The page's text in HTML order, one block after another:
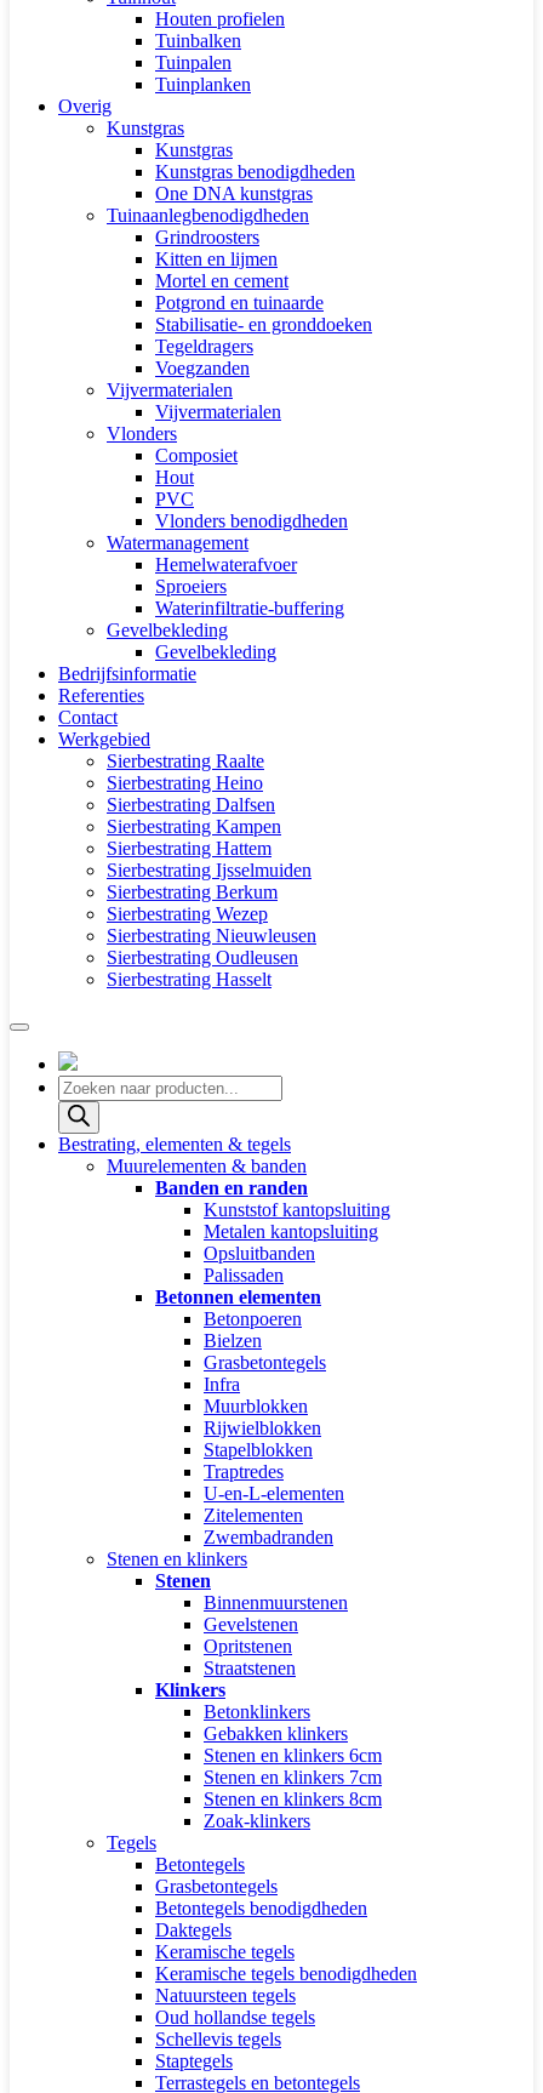
Houten profielen
Tuinbalken
Tuinpalen
Tuinplanken
Overig
Kunstgras
Kunstgras
Kunstgras benodigdheden
One DNA kunstgras
Tuinaanlegbenodigdheden
Grindroosters
Kitten en lijmen
Mortel en cement
Potgrond en tuinaarde
Stabilisatie- en gronddoeken
Tegeldragers
Voegzanden
Vijvermaterialen
Vijvermaterialen
Vlonders
Composiet
Hout
PVC
Vlonders benodigdheden
Watermanagement
Hemelwaterafvoer
Sproeiers
Waterinfiltratie-buffering
Gevelbekleding
Gevelbekleding
Bedrijfsinformatie
Referenties
Contact
Werkgebied
Sierbestrating Raalte
Sierbestrating Heino
Sierbestrating Dalfsen
Sierbestrating Kampen
Sierbestrating Hattem
Sierbestrating Ijsselmuiden
Sierbestrating Berkum
Sierbestrating Wezep
Sierbestrating Nieuwleusen
Sierbestrating Oudleusen
Sierbestrating Hasselt
Producten
zoeken
Bestrating, elementen & tegels
Muurelementen & banden
Banden en randen
Kunststof kantopsluiting
Metalen kantopsluiting
Opsluitbanden
Palissaden
Betonnen elementen
Betonpoeren
Bielzen
Grasbetontegels
Infra
Muurblokken
Rijwielblokken
Stapelblokken
Traptredes
U-en-L-elementen
Zitelementen
Zwembadranden
Stenen en klinkers
Stenen
Binnenmuurstenen
Gevelstenen
Opritstenen
Straatstenen
Klinkers
Betonklinkers
Gebakken klinkers
Stenen en klinkers 6cm
Stenen en klinkers 7cm
Stenen en klinkers 8cm
Zoak-klinkers
Tegels
Betontegels
Grasbetontegels
Betontegels benodigdheden
Daktegels
Keramische tegels
Keramische tegels benodigdheden
Natuursteen tegels
Oud hollandse tegels
Schellevis tegels
Staptegels
Terrastegels en betontegels